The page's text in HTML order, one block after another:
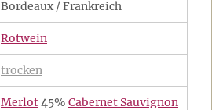
Bordeaux / Frankreich
Rotwein
trocken
Merlot45% Cabernet Sauvignon